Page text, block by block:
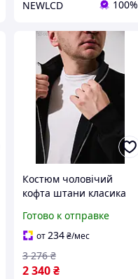
NEWLCD 100%
Костюм чоловічий
кофта штани класика
Готово к отправке
от234 ₴/мес
2 340 ₴
3 276 ₴